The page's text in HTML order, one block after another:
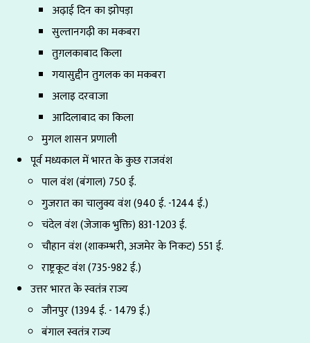
अढ़ाई दिन का झोपड़ा
सुल्तानगढ़ी का मकबरा
तुग़लकाबाद किला
गयासुद्दीन तुगलक का मकबरा
अलाइ दरवाजा
आदिलाबाद का किला
मुगल शासन प्रणाली
पूर्व मध्यकाल में भारत के कुछ राजवंश
पाल वंश (बंगाल) 750 ई.
गुजरात का चालुक्य वंश (940 ई. -1244 ई.)
चंदेल वंश (जेजाक भुक्ति) 831-1203 ई.
चौहान वंश (शाकम्भरी, अजमेर के निकट) 551 ई.
राष्ट्रकूट वंश (735-982 ई.)
उत्तर भारत के स्वतंत्र राज्य
जौनपुर (1394 ई. - 1479 ई.)
बंगाल स्वतंत्र राज्य